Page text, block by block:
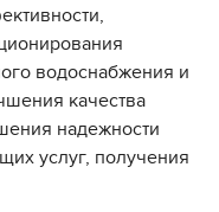
водоснабжения и
качества
надежности
услуг, получения